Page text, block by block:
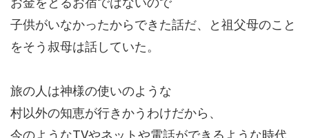
子供がいなかったからできた話だ、と祖父母のこと
をそう叔母は話していた。
旅の人は神様の使いのような
村以外の知恵が行きかうわけだから、
今のようなTVやネットや電話ができるような時代